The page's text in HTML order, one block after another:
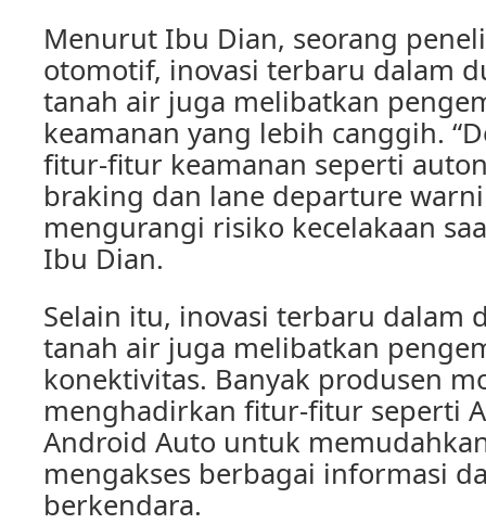
Menurut Ibu Dian, seorang
otomotif, inovasi terbaru dalam
tanah air juga melibatkan
keamanan yang lebih canggih.
fitur-fitur keamanan seperti
braking dan lane departure
mengurangi risiko kecelakaan
Ibu Dian.
Selain itu, inovasi terbaru dalam
tanah air juga melibatkan
konektivitas. Banyak produsen
menghadirkan fitur-fitur seperti
Android Auto untuk
mengakses berbagai informasi
berkendara.